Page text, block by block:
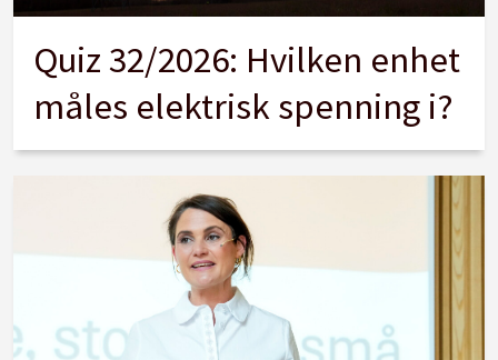
Quiz 32/2026: Hvilken enhet
måles elektrisk spenning i?